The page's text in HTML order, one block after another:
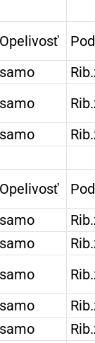
Opelivosť
samo
samo
samo
Opelivosť
samo
samo
samo
samo
samo